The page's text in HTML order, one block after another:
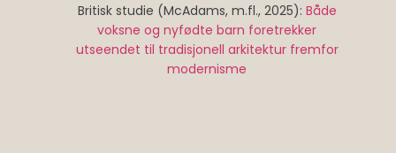
Britisk studie (McAdams, m.fl., 2025): Både
voksne og nyfødte barn foretrekker
utseendet til tradisjonell arkitektur fremfor
modernisme